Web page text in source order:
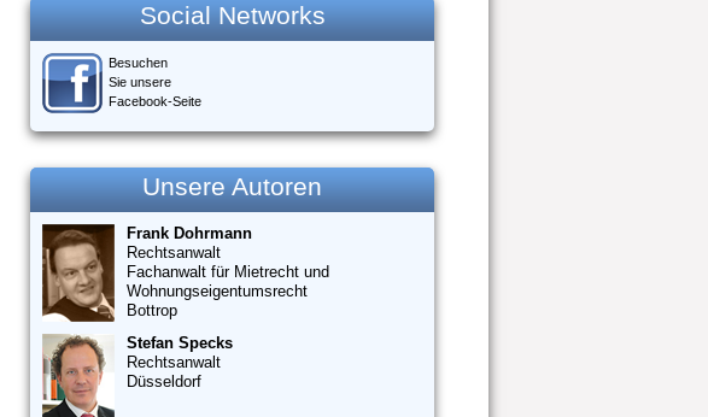
Social Networks
Besuchen
Sie unsere
Facebook-Seite
Unsere Autoren
Frank Dohrmann
Rechtsanwalt
Fachanwalt für Mietrecht und
Wohnungseigentumsrecht
Bottrop
Stefan Specks
Rechtsanwalt
Düsseldorf